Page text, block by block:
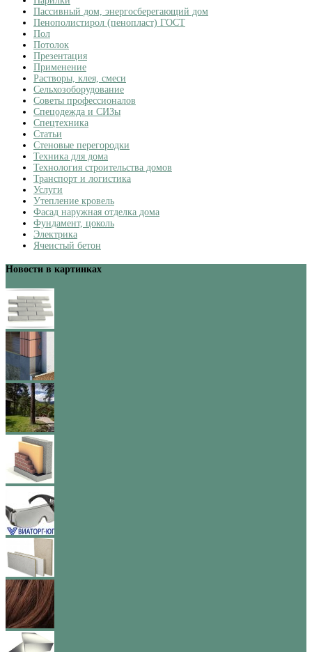
Пассивный дом, энергосберегающий дом
Пенополистирол (пенопласт) ГОСТ
Пол
Потолок
Презентация
Применение
Растворы, клея, смеси
Сельхозоборудование
Советы профессионалов
Спецодежда и СИЗы
Спецтехника
Статьи
Стеновые перегородки
Техника для дома
Технология строительства домов
Транспорт и логистика
Услуги
Утепление кровель
Фасад наружная отделка дома
Фундамент, цоколь
Электрика
Ячеистый бетон
Новости в картинках